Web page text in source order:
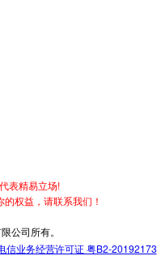
表精易立场!
权益，请联系我们！
公司所有。
信业务经营许可证 粤B2-20192173